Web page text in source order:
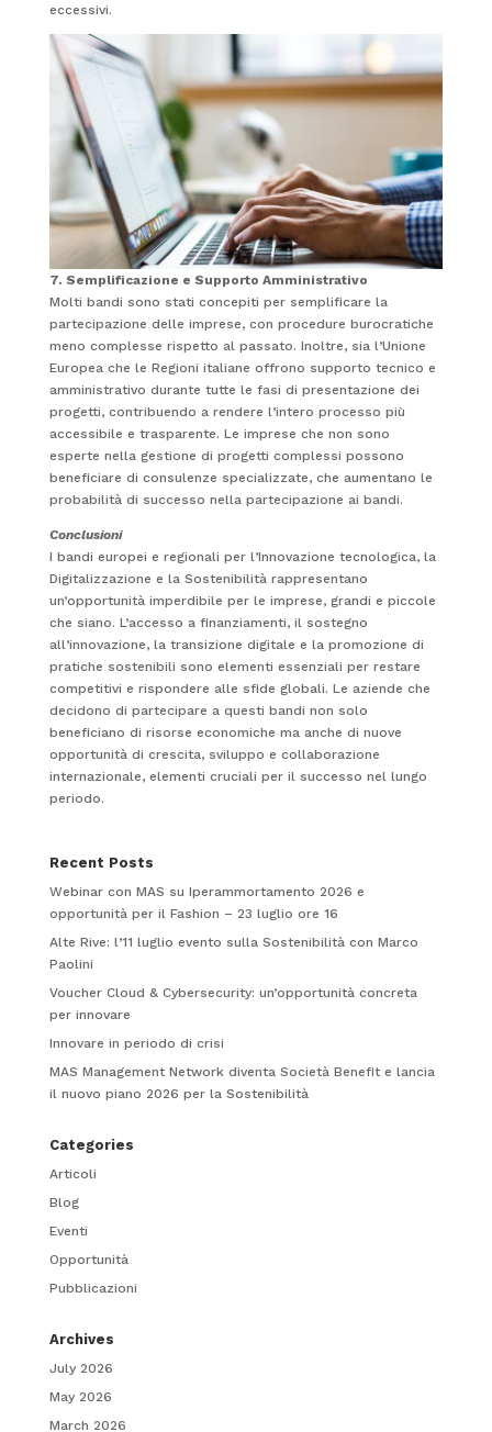
eccessivi.
7. Semplificazione e Supporto Amministrativo
Molti bandi sono stati concepiti per semplificare la
partecipazione delle imprese, con procedure burocratiche
meno complesse rispetto al passato. Inoltre, sia l’Unione
Europea che le Regioni italiane offrono supporto tecnico e
amministrativo durante tutte le fasi di presentazione dei
progetti, contribuendo a rendere l’intero processo più
accessibile e trasparente. Le imprese che non sono
esperte nella gestione di progetti complessi possono
beneficiare di consulenze specializzate, che aumentano le
probabilità di successo nella partecipazione ai bandi.
Conclusioni
I bandi europei e regionali per l’Innovazione tecnologica, la
Digitalizzazione e la Sostenibilità rappresentano
un’opportunità imperdibile per le imprese, grandi e piccole
che siano. L’accesso a finanziamenti, il sostegno
all’innovazione, la transizione digitale e la promozione di
pratiche sostenibili sono elementi essenziali per restare
competitivi e rispondere alle sfide globali. Le aziende che
decidono di partecipare a questi bandi non solo
beneficiano di risorse economiche ma anche di nuove
opportunità di crescita, sviluppo e collaborazione
internazionale, elementi cruciali per il successo nel lungo
periodo.
Recent Posts
Webinar con MAS su Iperammortamento 2026 e
opportunità per il Fashion – 23 luglio ore 16
Alte Rive: l’11 luglio evento sulla Sostenibilità con Marco
Paolini
Voucher Cloud & Cybersecurity: un’opportunità concreta
per innovare
Innovare in periodo di crisi
MAS Management Network diventa Società Benefit e lancia
il nuovo piano 2026 per la Sostenibilità
Categories
Articoli
Blog
Eventi
Opportunità
Pubblicazioni
Archives
July 2026
May 2026
March 2026